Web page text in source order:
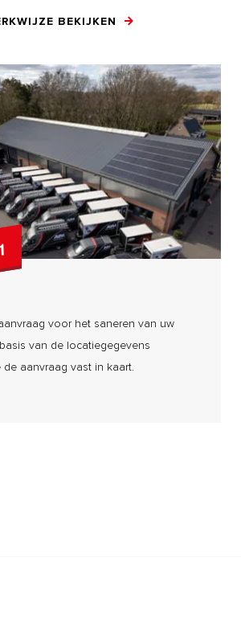
BEKIJKEN
voor het saneren van uw
van de locatiegegevens
de aanvraag vast in kaart.